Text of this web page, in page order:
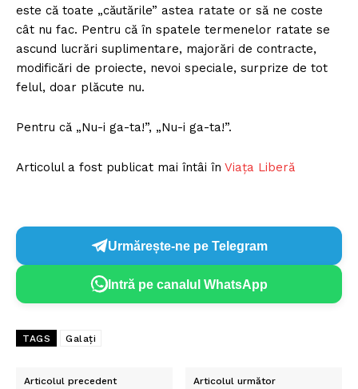
este că toate „căutările” astea ratate or să ne coste
cât nu fac. Pentru că în spatele termenelor ratate se
ascund lucrări suplimentare, majorări de contracte,
modificări de proiecte, nevoi speciale, surprize de tot
felul, doar plăcute nu.
Pentru că „Nu-i ga-ta!”, „Nu-i ga-ta!”.
Articolul a fost publicat mai întâi în Viața Liberă
Urmărește-ne pe Telegram
Intră pe canalul WhatsApp
TAGS Galați
Articolul precedent Articolul următor